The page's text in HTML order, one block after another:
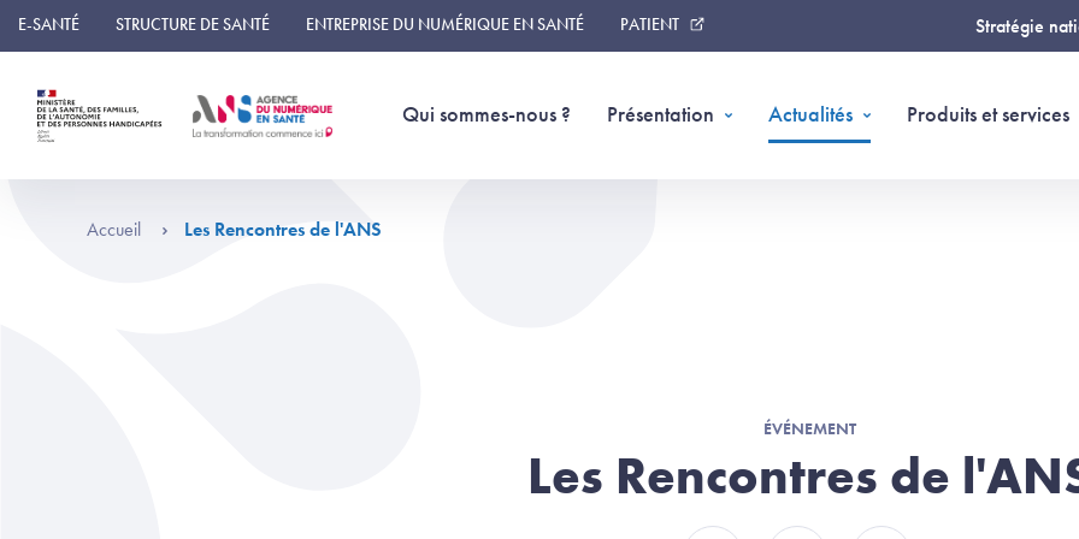
Panneau de gestion des cookies
E-SANTÉ STRUCTURE DE SANTÉ ENTREPRISE DU NUMÉRIQUE EN SANTÉ PATIENT Stratégie
Qui sommes-nous ? Présentation Actualités Produits et services
Accueil Les Rencontres de l'ANS
ÉVÉNEMENT
Les Rencontres de